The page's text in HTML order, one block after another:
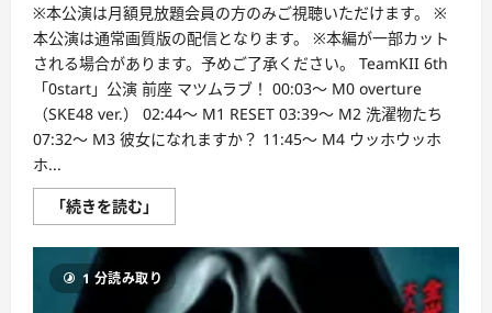
川
村
エ
ミ
コ
の
魅
力
的
な
ロ
ー
ル
つ
い
て
※本公演は月額見放題会員の方のみご視聴いただけます。 ※
本公演は通常画質版の配信となります。 ※本編が一部カット
される場合があります。予めご了承ください。 TeamKII 6th
「0start」公演 前座 マツムラブ！ 00:03～ M0 overture
（SKE48 ver.） 02:44～ M1 RESET 03:39～ M2 洗濯物たち
07:32～ M3 彼女になれますか？ 11:45～ M4 ウッホウッホ
ホ...
「続きを読む」
バ
バ
配
信】
1 分読み取り